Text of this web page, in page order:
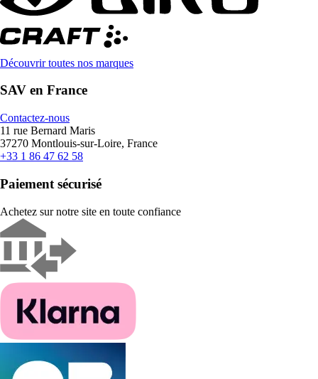
Découvrir toutes nos marques
SAV en France
Contactez-nous
11 rue Bernard Maris
37270 Montlouis-sur-Loire, France
+33 1 86 47 62 58
Paiement sécurisé
Achetez sur notre site en toute confiance